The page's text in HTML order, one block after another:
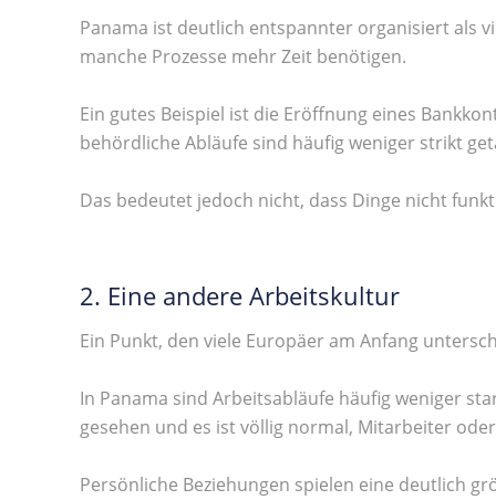
Panama ist deutlich entspannter organisiert als
manche Prozesse mehr Zeit benötigen.
Ein gutes Beispiel ist die Eröffnung eines
behördliche Abläufe sind häufig weniger strikt
Das bedeutet jedoch nicht, dass Dinge nicht
2. Eine andere Arbeitskultur
Ein Punkt, den viele Europäer am Anfang
In Panama sind Arbeitsabläufe häufig weniger
gesehen und es ist völlig normal, Mitarbeiter
Persönliche Beziehungen spielen eine deutlich